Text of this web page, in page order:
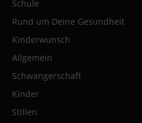
Schule
Rund um Deine Gesundheit
Kinderwunsch
Allgemein
Schwangerschaft
Kinder
Stillen